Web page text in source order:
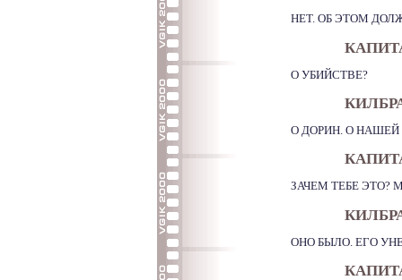
НЕТ. ОБ ЭТОМ
О УБИЙСТВЕ?
О ДОРИН. О
ЗАЧЕМ ТЕБЕ ЭТО?
ОНО БЫЛО. ЕГО